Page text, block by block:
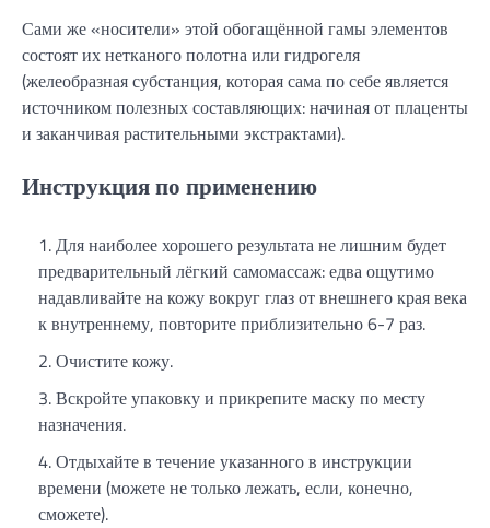
Сами же «носители» этой обогащённой гамы элементов
состоят их нетканого полотна или гидрогеля
(желеобразная субстанция, которая сама по себе является
источником полезных составляющих: начиная от плаценты
и заканчивая растительными экстрактами).
Инструкция по применению
Для наиболее хорошего результата не лишним будет
предварительный лёгкий самомассаж: едва ощутимо
надавливайте на кожу вокруг глаз от внешнего края века
к внутреннему, повторите приблизительно 6-7 раз.
Очистите кожу.
Вскройте упаковку и прикрепите маску по месту
назначения.
Отдыхайте в течение указанного в инструкции
времени (можете не только лежать, если, конечно,
сможете).